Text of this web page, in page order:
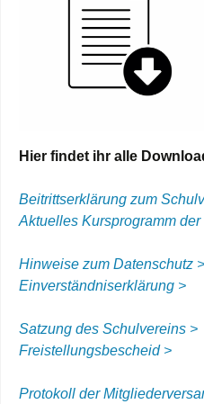
Hier findet ihr alle
Beitrittserklärung zum
Aktuelles Kursprogramm
Hinweise zum Datenschutz >
Einverständniserklärung >
Satzung des Schulvereins >
Freistellungsbescheid >
Protokoll der